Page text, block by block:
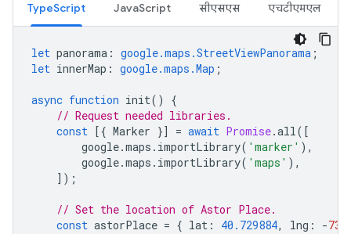
TypeScript JavaScript सीएसएस एचटीएमएल
let panorama : google.maps.StreetViewPanorama ;
let innerMap : google.maps.Map ;
async function init()
{
// Request needed libraries.
const
[{ Marker }] = await Promise.all([
google.maps . importLibrary( 'marker' ),
google.maps . importLibrary( 'maps' ),
]);
// Set the location of Astor Place.
const astorPlace = { lat : 40.729884, lng : -